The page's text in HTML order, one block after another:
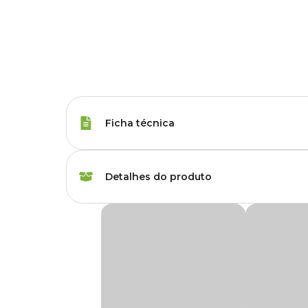
Ficha técnica
Sabor do Petisco Leite
Detalhes do produto